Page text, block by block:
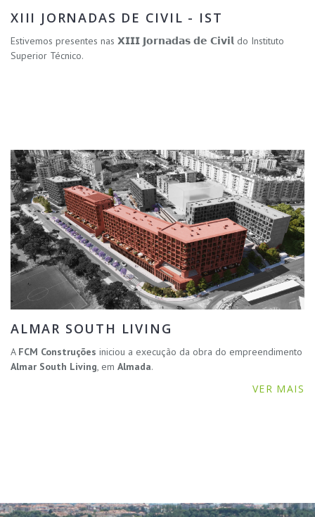
XIII JORNADAS DE CIVIL - IST
Estivemos presentes nas 𝗫𝗜𝗜𝗜 𝗝𝗼𝗿𝗻𝗮𝗱𝗮𝘀 𝗱𝗲 𝗖𝗶𝘃𝗶𝗹 do Instituto
Superior Técnico.
ALMAR SOUTH LIVING
A FCM Construções iniciou a execução da obra do empreendimento
Almar South Living, em Almada.
VER MAIS